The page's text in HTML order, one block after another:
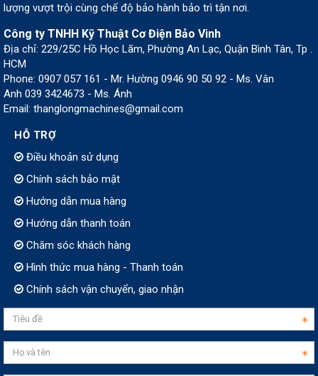
lượng vượt trội cùng chế độ bảo hành bảo trì tận nơi.
Công ty TNHH Kỹ Thuật Cơ Điện Bảo Vinh
Địa chỉ: 229/25C Hồ Học Lãm, Phường An Lạc, Quận Bình Tân, Tp .
HCM
Phone: 0907 057 161 - Mr. Hường 0946 90 50 92 - Ms. Vân
Anh 039 3424673 - Ms. Ánh
Email: thanglongmachines@gmail.com
HỖ TRỢ
Điều khoản sử dụng
Chính sách bảo mật
Hướng dẫn mua hàng
Hướng dẫn thanh toán
Chăm sóc khách hàng
Hình thức mua hàng - Thanh toán
Chính sách vận chuyển, giao nhận